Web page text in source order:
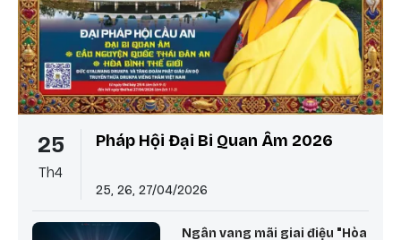
25
Th4
Pháp Hội Đại Bi Quan Âm 2026
25, 26, 27/04/2026
Ngân vang mãi giai điệu "Hòa